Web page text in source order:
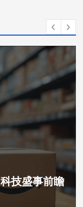
技盛事前瞻